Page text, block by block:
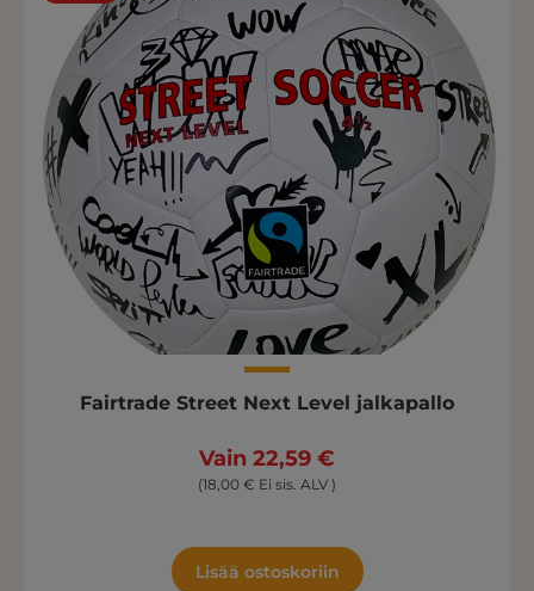
Fairtrade Street Next Level jalkapallo
Vain 22,59 €
(18,00 € Ei sis. ALV )
Lisää ostoskoriin